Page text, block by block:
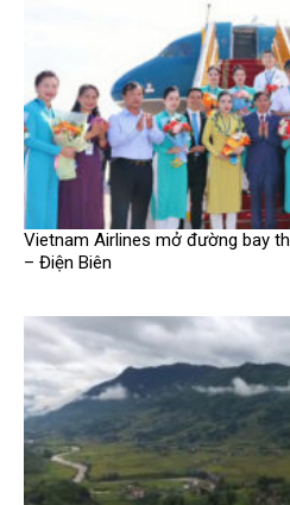
Vietnam Airlines mở đường bay
– Điện Biên